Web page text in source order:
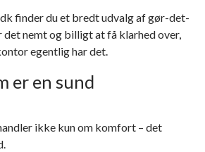
finder du et bredt udvalg afgør-det-
det nemt og billigt at få klarhed over,
egentlig har det.
er en sund
ikke kun om komfort – det